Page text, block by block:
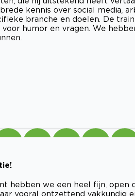
kennis over social media,
branche en doelen. De
humor en vragen. We
hebben we een heel fijn, open
vooral ontzettend vakkundig